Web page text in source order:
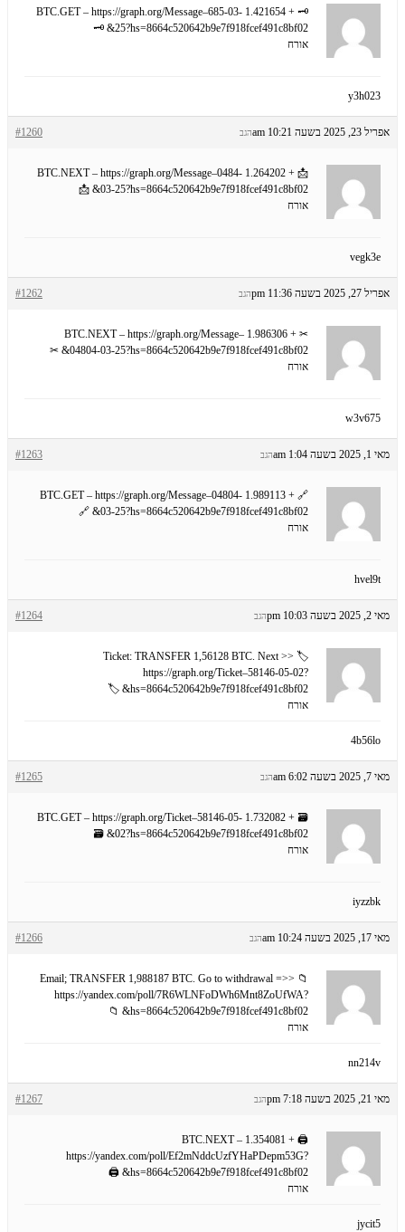
🗝 + 1.421654 BTC.GET – https://graph.org/Message–685-03-
25?hs=8664c520642b9e7f918fcef491c8bf02& 🗝
אורח
y3h023
אפריל 23, 2025 בשעה 10:21 am #1260 הגב
📩 + 1.264202 BTC.NEXT – https://graph.org/Message–0484-
03-25?hs=8664c520642b9e7f918fcef491c8bf02& 📩
אורח
vegk3e
אפריל 27, 2025 בשעה 11:36 pm #1262 הגב
✂ + 1.986306 BTC.NEXT – https://graph.org/Message–
04804-03-25?hs=8664c520642b9e7f918fcef491c8bf02& ✂
אורח
w3v675
מאי 1, 2025 בשעה 1:04 am #1263 הגב
🔗 + 1.989113 BTC.GET – https://graph.org/Message–04804-
03-25?hs=8664c520642b9e7f918fcef491c8bf02& 🔗
אורח
hvel9t
מאי 2, 2025 בשעה 10:03 pm #1264 הגב
🏷 Ticket: TRANSFER 1,56128 BTC. Next >>
https://graph.org/Ticket–58146-05-02?
hs=8664c520642b9e7f918fcef491c8bf02& 🏷
אורח
4b56lo
מאי 7, 2025 בשעה 6:02 am #1265 הגב
🗃 + 1.732082 BTC.GET – https://graph.org/Ticket–58146-05-
02?hs=8664c520642b9e7f918fcef491c8bf02& 🗃
אורח
iyzzbk
מאי 17, 2025 בשעה 10:24 am #1266 הגב
📁 Email; TRANSFER 1,988187 BTC. Go to withdrawal =>>
https://yandex.com/poll/7R6WLNFoDWh6Mnt8ZoUfWA?
hs=8664c520642b9e7f918fcef491c8bf02& 📁
אורח
nn214v
מאי 21, 2025 בשעה 7:18 pm #1267 הגב
🖨 + 1.354081 BTC.NEXT –
https://yandex.com/poll/Ef2mNddcUzfYHaPDepm53G?
hs=8664c520642b9e7f918fcef491c8bf02& 🖨
אורח
jycit5